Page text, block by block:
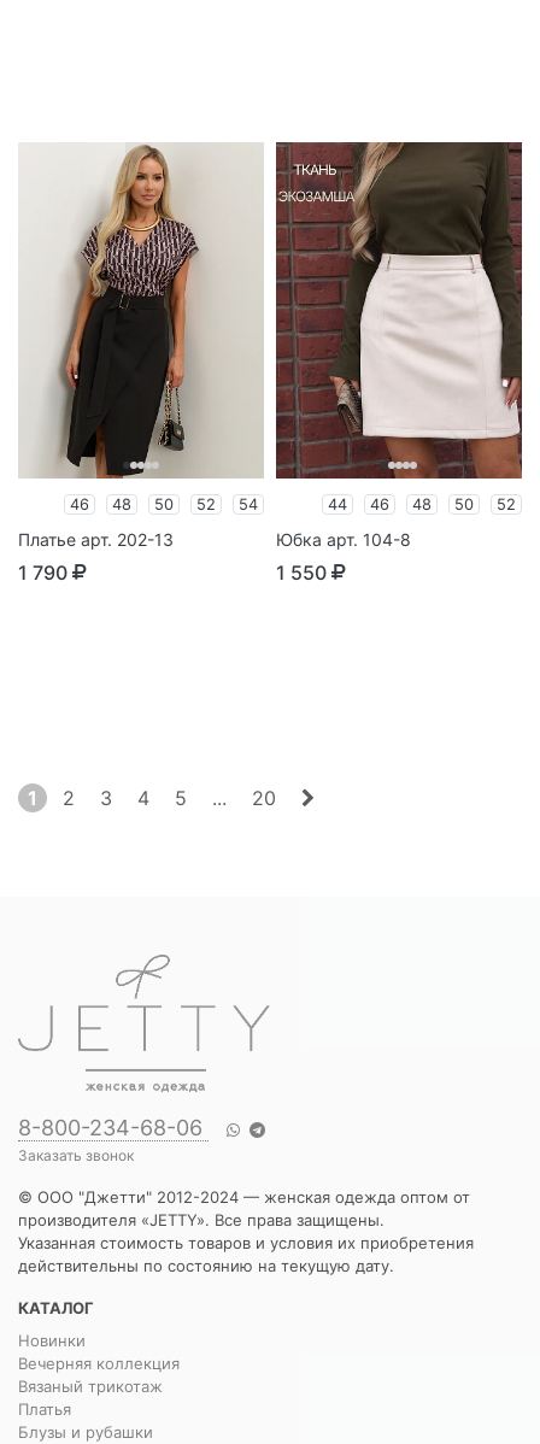
46 48 50 52 54
Платье арт. 202-13
1 790
44 46 48 50 52
Юбка арт. 104-8
1 550
1 2 3 4 5 ... 20
8-800-234-68-06
Заказать звонок
© ООО "Джетти" 2012-2024 — женская одежда оптом от
производителя «JETTY». Все права защищены.
Указанная стоимость товаров и условия их приобретения
действительны по состоянию на текущую дату.
КАТАЛОГ
Новинки
Вечерняя коллекция
Вязаный трикотаж
Платья
Блузы и рубашки